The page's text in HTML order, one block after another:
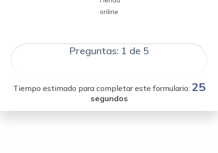
online
Preguntas: 1 de 5
Tiempo estimado para completar este formulario: 25
segundos